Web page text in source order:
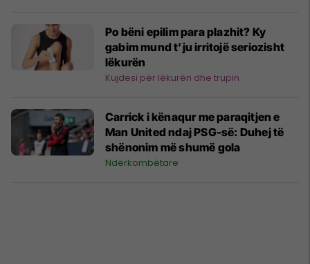
Po bëni epilim para plazhit? Ky
gabim mund t’ju irritojë seriozisht
lëkurën
Kujdesi për lëkurën dhe trupin
Carrick i kënaqur me paraqitjen e
Man United ndaj PSG-së: Duhej të
shënonim më shumë gola
Ndërkombëtare